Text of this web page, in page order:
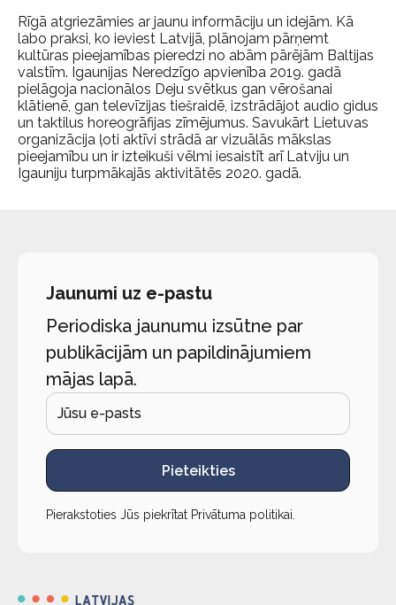
Rīgā atgriezāmies ar jaunu informāciju un idejām. Kā
labo praksi, ko ieviest Latvijā, plānojam pārņemt
kultūras pieejamības pieredzi no abām pārējām Baltijas
valstīm. Igaunijas Neredzīgo apvienība 2019. gadā
pielāgoja nacionālos Deju svētkus gan vērošanai
klātienē, gan televīzijas tiešraidē, izstrādājot audio gidus
un taktilus horeogrāfijas zīmējumus. Savukārt Lietuvas
organizācija ļoti aktīvi strādā ar vizuālās mākslas
pieejamību un ir izteikuši vēlmi iesaistīt arī Latviju un
Igauniju turpmākajās aktivitātēs 2020. gadā.
Jaunumi uz e-pastu
Periodiska jaunumu izsūtne par
publikācijām un papildinājumiem
mājas lapā.
Pieteikties
Pierakstoties Jūs piekrītat Privātuma politikai